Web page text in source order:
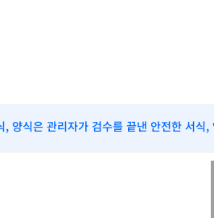
, 양식은 관리자가 검수를 끝낸 안전한 서식